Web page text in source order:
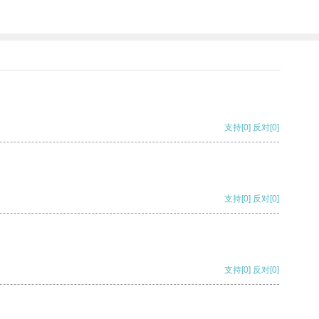
支持[0] 反对[0]
支持[0] 反对[0]
支持[0] 反对[0]